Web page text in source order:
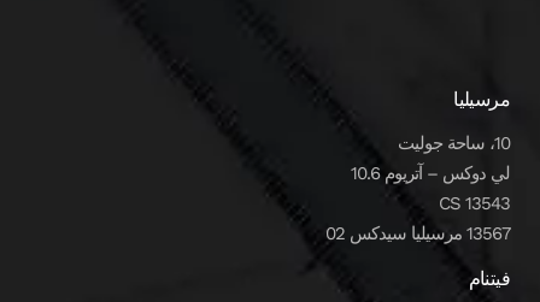
مرسيليا
10، ساحة جوليت
لي دوكس – آتريوم 10.6
CS 13543
13567 مرسيليا سيدكس 02
فيتنام